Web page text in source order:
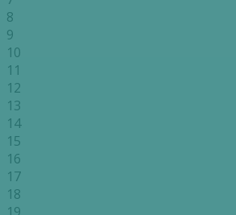
8
9
10
11
12
13
14
15
16
17
18